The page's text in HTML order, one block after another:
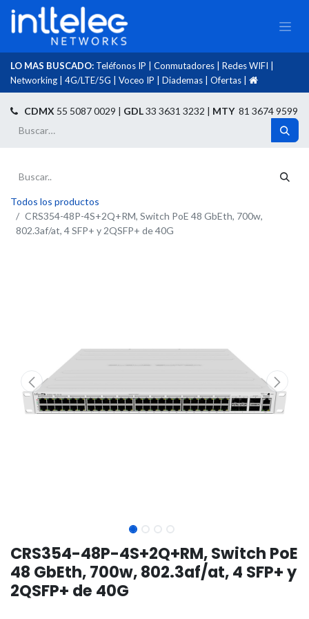
LO MAS BUSCADO: Teléfonos IP Conmutadores Redes WIFI
Networking
4G/LTE/5G Voceo IP Diademas Ofertas
CDMX 55 5087 0029 | GDL33 3631 3232 | MTY81 3674 9599
Todos los productos
CRS354-48P-4S+2Q+RM, Switch PoE 48 GbEth, 700w,
802.3af/at, 4 SFP+ y 2QSFP+ de 40G
CRS354-48P-4S+2Q+RM, Switch PoE
48 GbEth, 700w, 802.3af/at, 4 SFP+ y
2QSFP+ de 40G